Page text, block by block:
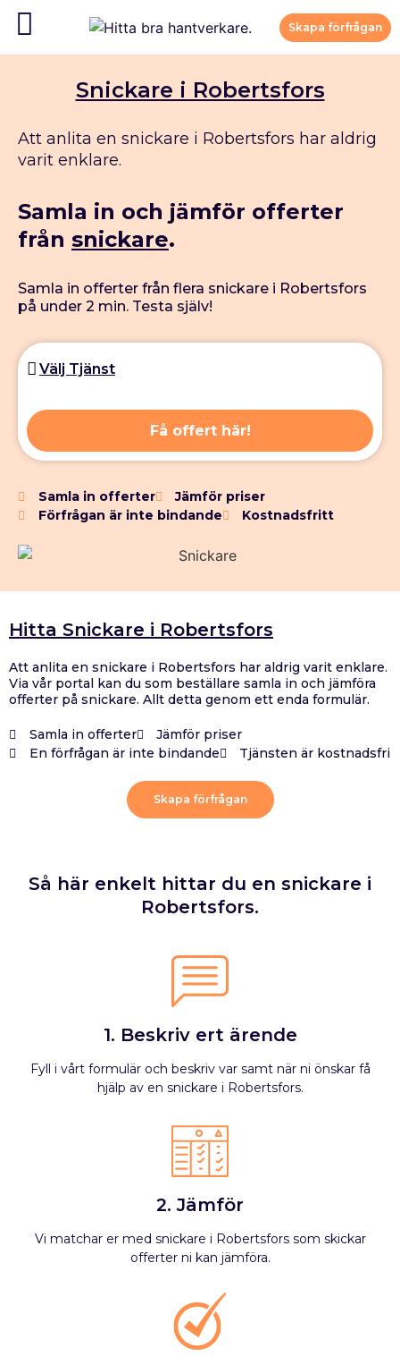
Skapa förfrågan
Snickare i Robertsfors
Att anlita en snickare i Robertsfors har aldrig
varit enklare.
Samla in och jämför offerter
från snickare.
Samla in offerter från flera snickare i Robertsfors
på under 2 min. Testa själv!
Få offert här!
Samla in offerter
Jämför priser
Förfrågan är inte bindande
Kostnadsfritt
Hitta Snickare i Robertsfors
Att anlita en snickare i Robertsfors har aldrig varit enklare.
Via vår portal kan du som beställare samla in och jämföra
offerter på snickare. Allt detta genom ett enda formulär.
Samla in offerter
Jämför priser
En förfrågan är inte bindande
Tjänsten är kostnadsfri
Skapa förfrågan
Så här enkelt hittar du en snickare i
Robertsfors.
1. Beskriv ert ärende
Fyll i vårt formulär och beskriv var samt när ni önskar få
hjälp av en snickare i Robertsfors.
2. Jämför
Vi matchar er med snickare i Robertsfors som skickar
offerter ni kan jämföra.